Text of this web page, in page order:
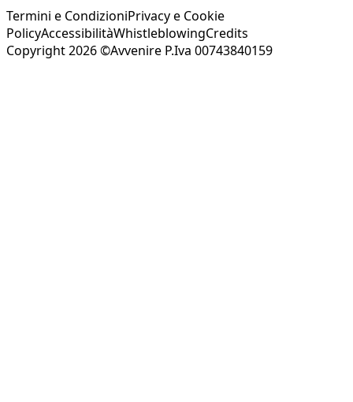
Termini e CondizioniPrivacy e Cookie
PolicyAccessibilitàWhistleblowingCredits
Copyright 2026 ©Avvenire P.Iva 00743840159